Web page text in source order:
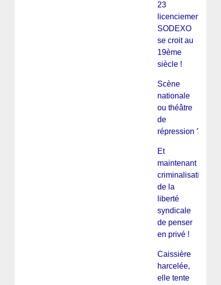
23
licenciements ?
SODEXO
se croit au
19ème
siècle !
Scène
nationale
ou théâtre
de
répression ?
Et
maintenant
criminalisation
de la
liberté
syndicale
de penser
en privé !
Caissière
harcelée,
elle tente